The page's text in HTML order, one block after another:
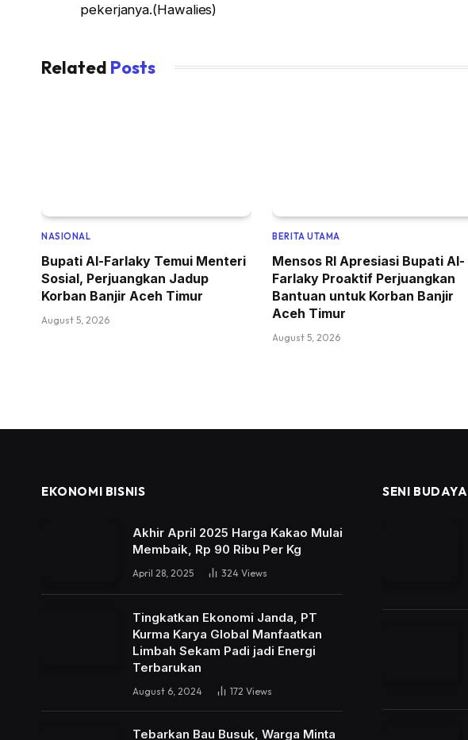
pekerjanya.(Hawalies)
Related Posts
NASIONAL
Bupati Al-Farlaky Temui Menteri
Sosial, Perjuangkan Jadup
Korban Banjir Aceh Timur
August 5, 2026
BERITA UTAMA
Mensos RI Apresiasi Bupati Al-
Farlaky Proaktif Perjuangkan
Bantuan untuk Korban Banjir
Aceh Timur
August 5, 2026
EKONOMI BISNIS
Akhir April 2025 Harga Kakao Mulai
Membaik, Rp 90 Ribu Per Kg
April 28, 2025 324 Views
Tingkatkan Ekonomi Janda, PT
Kurma Karya Global Manfaatkan
Limbah Sekam Padi jadi Energi
Terbarukan
August 6, 2024 172 Views
Tebarkan Bau Busuk, Warga Minta
SENI BUDAYA